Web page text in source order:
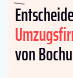
von